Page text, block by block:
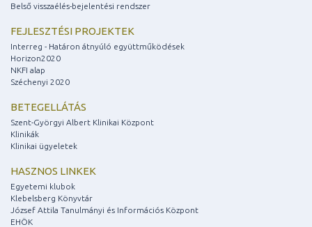
Belső visszaélés-bejelentési rendszer
FEJLESZTÉSI PROJEKTEK
Interreg - Határon átnyúló együttműködések
Horizon2020
NKFI alap
Széchenyi 2020
BETEGELLÁTÁS
Szent-Györgyi Albert Klinikai Központ
Klinikák
Klinikai ügyeletek
HASZNOS LINKEK
Egyetemi klubok
Klebelsberg Könyvtár
József Attila Tanulmányi és Információs Központ
EHÖK